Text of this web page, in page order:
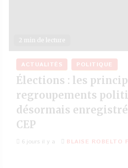
2 min de lecture
ACTUALITÉS POLITIQUE
Élections : les
regroupements
désormais
CEP
6 jours il y a BLAISE ROBELTO